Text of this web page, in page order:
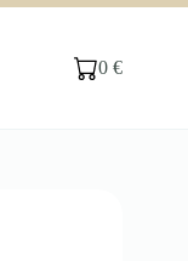
Ostoskori
0€